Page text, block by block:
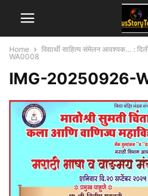
Home विद्यार्थी साहित्य संमेलन आवश्यक… :
WA0008
IMG-20250926-